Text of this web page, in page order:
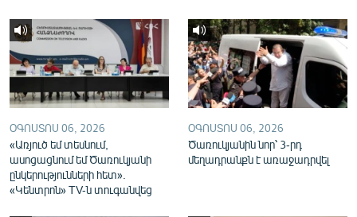
ՕԳՈՍՏՈՍ 06, 2026
«Առյուծ եմ տեսնում,
ասոցացնում եմ Ծառուկյանի
ընկերությունների հետ».
«Կենտրոն» TV-ն տուգանվեց
ՕԳՈՍՏՈՍ 06, 2026
Ծառուկյանին նոր՝ 3-րդ
մեղադրանքն է առաջադրվել